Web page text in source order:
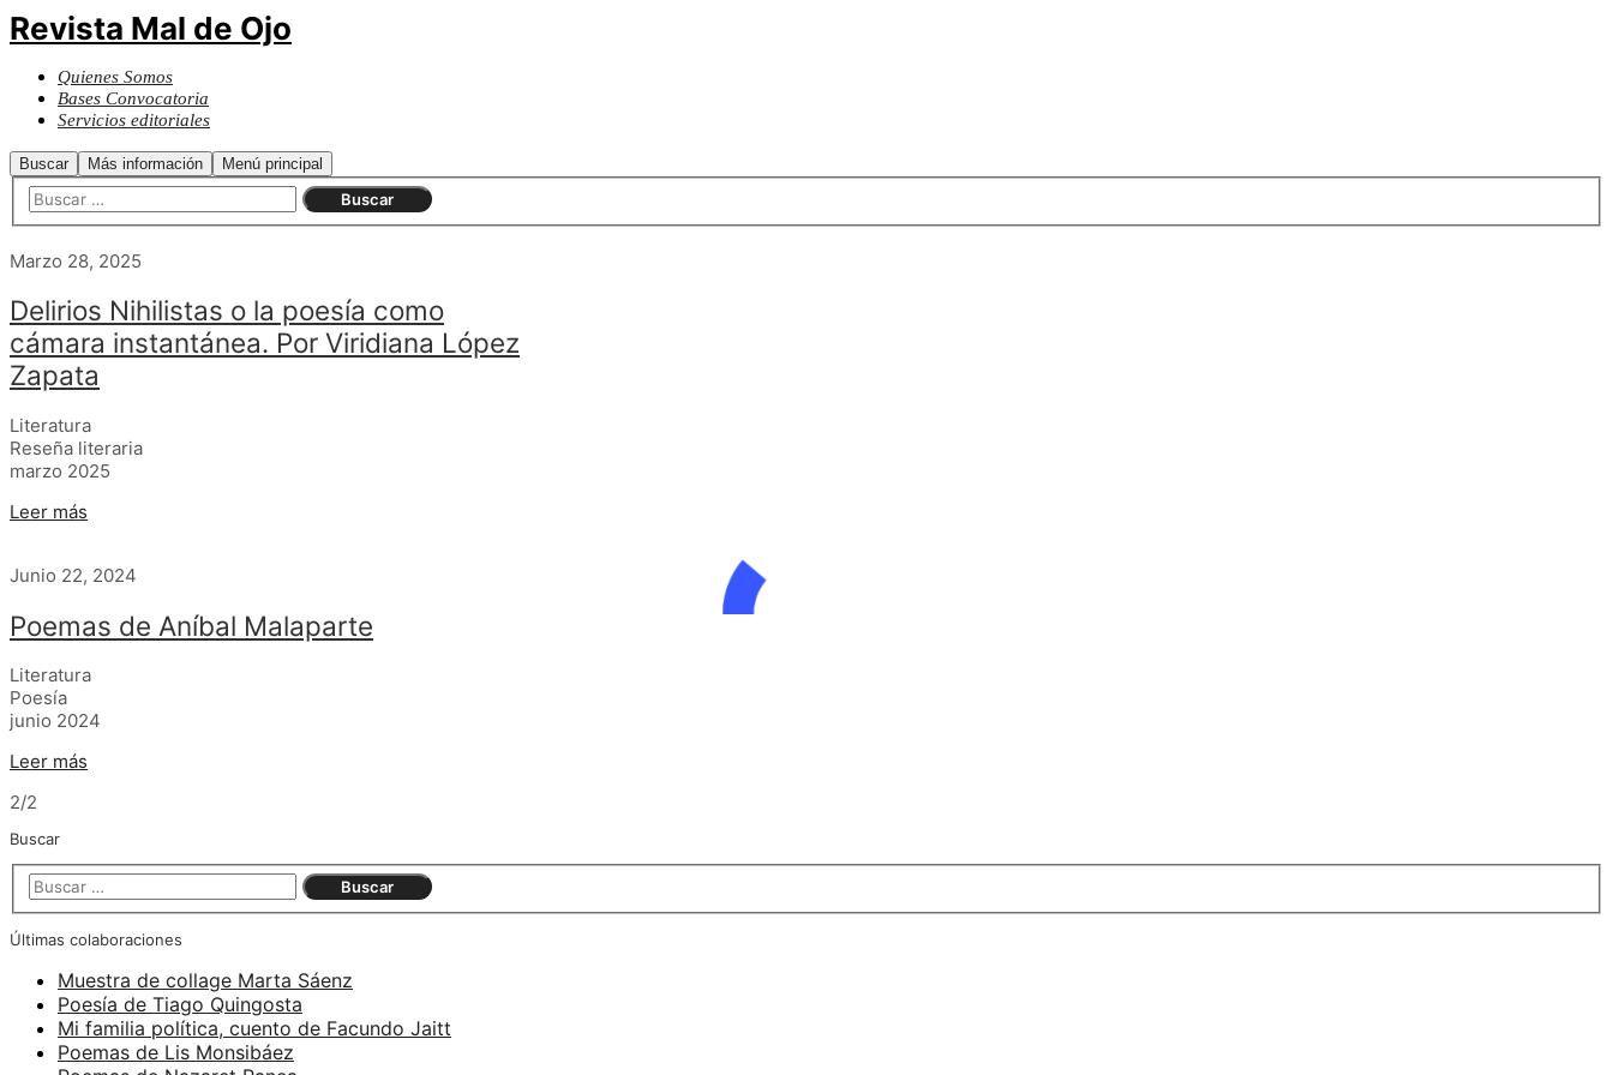
Revista Mal de Ojo
Quienes Somos
Bases Convocatoria
Servicios editoriales
Buscar Más información Menú principal
Marzo 28, 2025
Delirios Nihilistas o la poesía como
cámara instantánea. Por Viridiana López
Zapata
Literatura
Reseña literaria
marzo 2025
Leer más
Junio 22, 2024
Poemas de Aníbal Malaparte
Literatura
Poesía
junio 2024
Leer más
2/2
Buscar
Últimas colaboraciones
Muestra de collage Marta Sáenz
Poesía de Tiago Quingosta
Mi familia política, cuento de Facundo Jaitt
Poemas de Lis Monsibáez